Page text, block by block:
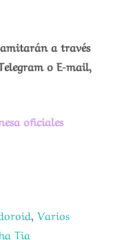
a través
o E-mail,
oficiales
, Varios
Tia